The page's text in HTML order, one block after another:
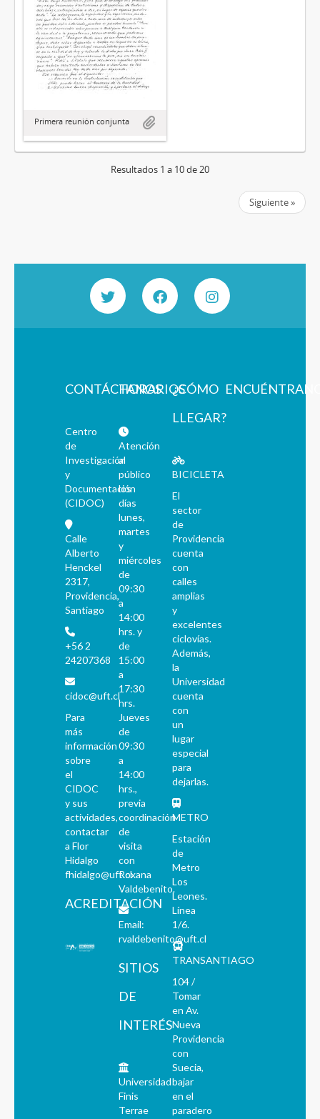
Primera reunión conjunta
Resultados 1 a 10 de 20
Siguiente »
CONTÁCTANOS
Centro
de
Investigación
y
Documentación
(CIDOC)
Calle
Alberto
Henckel
2317,
Providencia,
Santiago
+56 2
24207368
cidoc@uft.cl
Para
más
información
sobre
el
CIDOC
y sus
actividades,
contactar
a Flor
Hidalgo
fhidalgo@uft.cl
ACREDITACIÓN
HORARIOS
Atención
al
público
los
días
lunes,
martes
y
miércoles
de
09:30
a
14:00
hrs. y
de
15:00
a
17:30
hrs.
Jueves
de
09:30
a
14:00
hrs.,
previa
coordinación
de
visita
con
Roxana
Valdebenito.
Email:
rvaldebenito@uft.cl
SITIOS
DE
INTERÉS
Universidad
Finis
Terrae
¿CÓMO
LLEGAR?
BICICLETA
El
sector
de
Providencia
cuenta
con
calles
amplias
y
excelentes
ciclovías.
Además,
la
Universidad
cuenta
con
un
lugar
especial
para
dejarlas.
METRO
Estación
de
Metro
Los
Leones.
Línea
1/6.
TRANSANTIAGO
104 /
Tomar
en Av.
Nueva
Providencia
con
Suecia,
bajar
en el
paradero